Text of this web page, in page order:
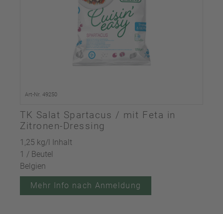
Art-Nr. 49250
TK Salat Spartacus / mit Feta in
Zitronen-Dressing
1,25 kg/l Inhalt
1 / Beutel
Belgien
Mehr Info nach Anmeldung